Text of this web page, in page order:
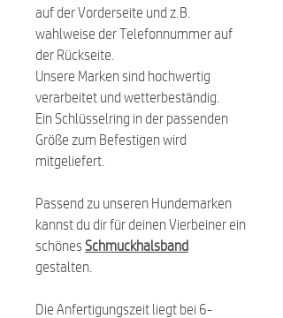
auf der Vorderseite und z.B.
wahlweise der Telefonnummer auf
der Rückseite.
Unsere Marken sind hochwertig
verarbeitet und wetterbeständig.
Ein Schlüsselring in der passenden
Größe zum Befestigen wird
mitgeliefert.
Passend zu unseren Hundemarken
kannst du dir für deinen Vierbeiner ein
schönesSchmuckhalsband
gestalten.
Die Anfertigungszeit liegt bei 6-